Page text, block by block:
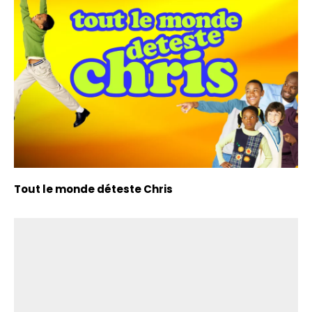
Tout le monde déteste Chris